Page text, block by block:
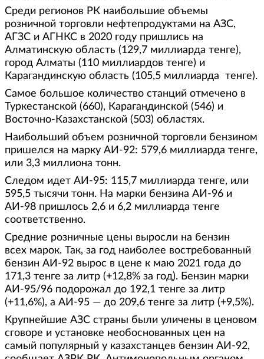
Среди регионов РК наибольшие объемы
розничной торговли нефтепродуктами на АЗС,
АГЗС и АГНКС в 2020 году пришлись на
Алматинскую область (129,7 миллиарда тенге),
город Алматы (110 миллиардов тенге) и
Карагандинскую область (105,5 миллиарда тенге).
Самое большое количество станций отмечено в
Туркестанской (660), Карагандинской (546) и
Восточно-Казахстанской (503) областях.
Наибольший объем розничной торговли бензином
пришелся на марку АИ-92: 579,6 миллиарда тенге,
или 3,3 миллиона тонн.
Следом идет АИ-95: 115,7 миллиарда тенге, или
595,5 тысячи тонн. На марки бензина АИ-96 и
АИ-98 пришлось 2,6 и 6,2 миллиарда тенге
соответственно.
Средние розничные цены выросли на бензин
всех марок. Так, за год наиболее востребованный
бензин АИ-92 вырос в цене к маю 2021 года до
171,3 тенге за литр (+12,8% за год). Бензин марки
АИ-95/96 подорожал до 192,1 тенге за литр
(+11,6%), а АИ-95 — до 209,6 тенге за литр (+9,5%).
Крупнейшие АЗС страны были уличены в ценовом
сговоре и установке необоснованных цен на
самый популярный у казахстанцев бензин АИ-92,